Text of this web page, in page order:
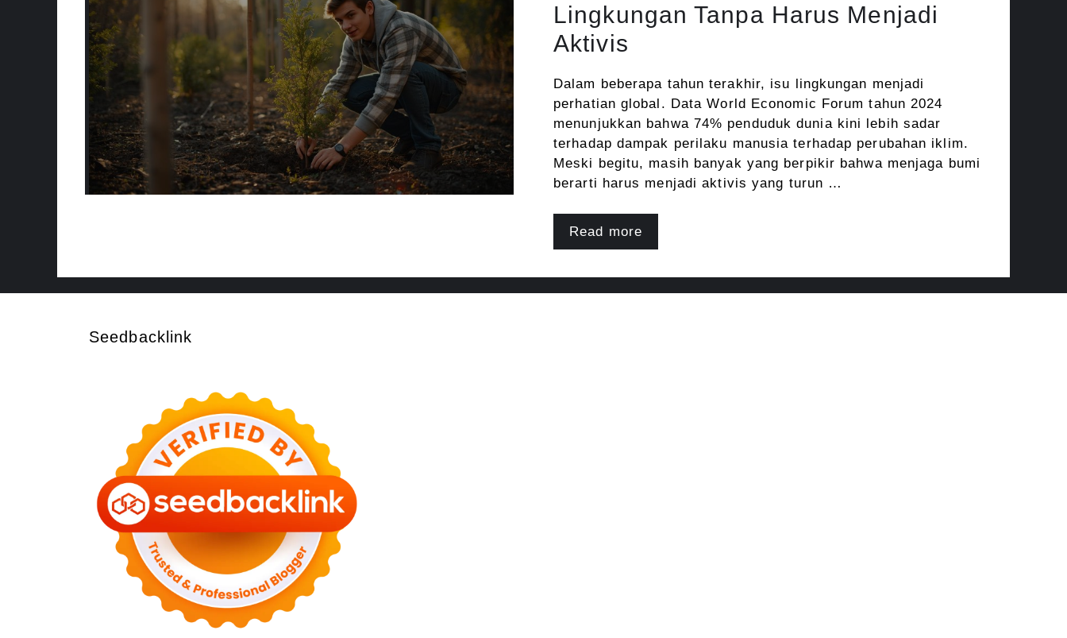
Lingkungan Tanpa Harus Menjadi
Aktivis
Dalam beberapa tahun terakhir, isu lingkungan menjadi
perhatian global. Data World Economic Forum tahun 2024
menunjukkan bahwa 74% penduduk dunia kini lebih sadar
terhadap dampak perilaku manusia terhadap perubahan iklim.
Meski begitu, masih banyak yang berpikir bahwa menjaga bumi
berarti harus menjadi aktivis yang turun …
Read more
Seedbacklink